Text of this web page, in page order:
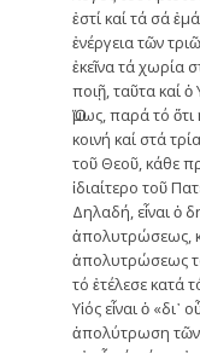
ἐστί καί τά σά
ἐνέργεια τῶν
ἐκεῖνα τά χωρία
ποιῇ, ταῦτα καί ὁ
Ὅμως, παρά τό ὅτι
κοινή καί στά
τοῦ Θεοῦ, κάθε
ἰδιαίτερο τοῦ
Δηλαδή, εἶναι ὁ
ἀπολυτρώσεως,
ἀπολυτρώσεως
τό ἐτέλεσε κατά
Υἱός εἶναι ὁ «δι᾽
ἀπολύτρωση τῶν